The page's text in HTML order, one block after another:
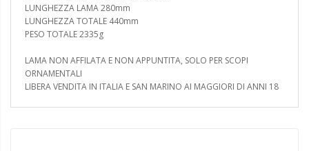
LUNGHEZZA LAMA 280mm
LUNGHEZZA TOTALE 440mm
PESO TOTALE 2335g
LAMA NON AFFILATA E NON APPUNTITA, SOLO PER SCOPI
ORNAMENTALI
LIBERA VENDITA IN ITALIA E SAN MARINO AI MAGGIORI DI ANNI 18